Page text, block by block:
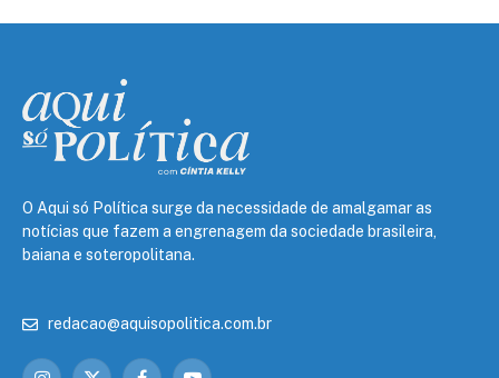
O Aqui só Política surge da necessidade de amalgamar as
notícias que fazem a engrenagem da sociedade brasileira,
baiana e soteropolitana.
redacao@aquisopolitica.com.br